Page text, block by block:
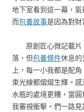
地下室看到這一幕，
而包養故事是因為對財
原創匠心微記載
落，但包養條件休息的
上，每一小我都是配
束光線都熠熠生輝。
水瓶的處境更糟，當
我審視衝擊。們一路見